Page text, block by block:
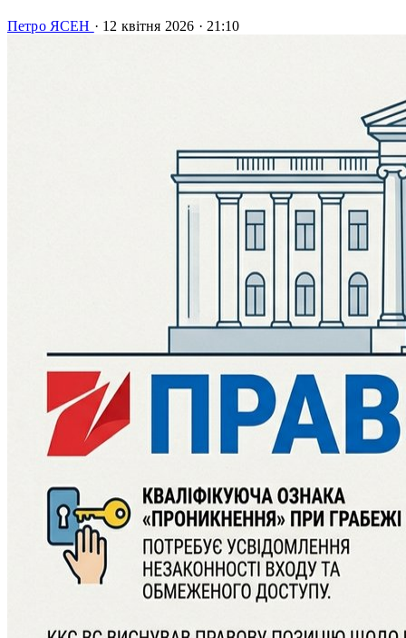
Петро ЯСЕН · 12 квітня 2026 · 21:10